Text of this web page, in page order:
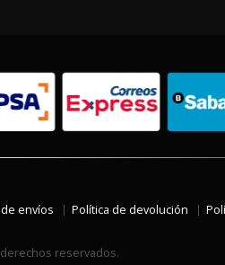
envíos Política de devolución
reservados.